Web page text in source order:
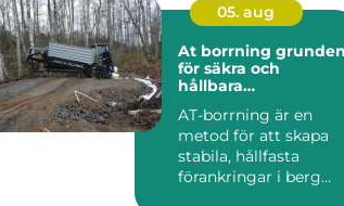
05. aug
At borrning grunden
för säkra och
hållbara
AT-borrning är en
metod för att skapa
stabila, hållfasta
förankringar i berg